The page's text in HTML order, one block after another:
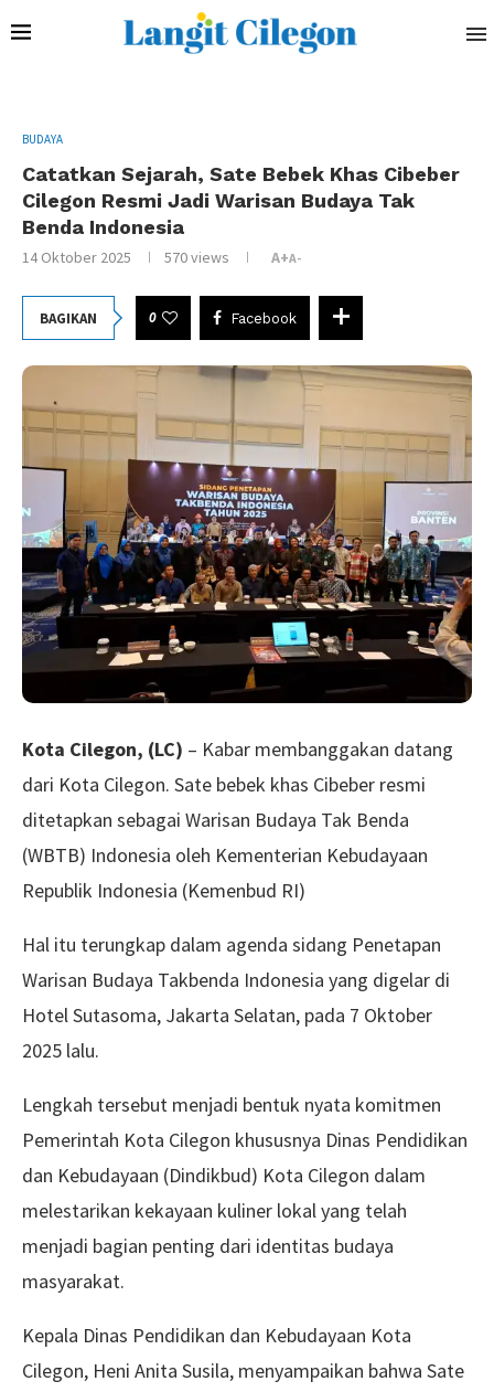
BUDAYA
Catatkan Sejarah, Sate Bebek Khas Cibeber
Cilegon Resmi Jadi Warisan Budaya Tak
Benda Indonesia
14 Oktober 2025 570views A+A-
BAGIKAN 0 Facebook
Kota Cilegon, (LC) – Kabar membanggakan datang
dari Kota Cilegon. Sate bebek khas Cibeber resmi
ditetapkan sebagai Warisan Budaya Tak Benda
(WBTB) Indonesia oleh Kementerian Kebudayaan
Republik Indonesia (Kemenbud RI)
Hal itu terungkap dalam agenda sidang Penetapan
Warisan Budaya Takbenda Indonesia yang digelar di
Hotel Sutasoma, Jakarta Selatan, pada 7 Oktober
2025 lalu.
Lengkah tersebut menjadi bentuk nyata komitmen
Pemerintah Kota Cilegon khususnya Dinas Pendidikan
dan Kebudayaan (Dindikbud) Kota Cilegon dalam
melestarikan kekayaan kuliner lokal yang telah
menjadi bagian penting dari identitas budaya
masyarakat.
Kepala Dinas Pendidikan dan Kebudayaan Kota
Cilegon, Heni Anita Susila, menyampaikan bahwa Sate